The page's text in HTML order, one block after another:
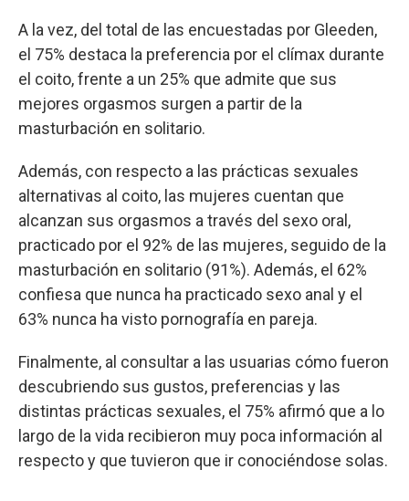
A la vez, del total de las encuestadas por Gleeden,
el 75% destaca la preferencia por el clímax durante
el coito, frente a un 25% que admite que sus
mejores orgasmos surgen a partir de la
masturbación en solitario.
Además, con respecto a las prácticas sexuales
alternativas al coito, las mujeres cuentan que
alcanzan sus orgasmos a través del sexo oral,
practicado por el 92% de las mujeres, seguido de la
masturbación en solitario (91%). Además, el 62%
confiesa que nunca ha practicado sexo anal y el
63% nunca ha visto pornografía en pareja.
Finalmente, al consultar a las usuarias cómo fueron
descubriendo sus gustos, preferencias y las
distintas prácticas sexuales, el 75% afirmó que a lo
largo de la vida recibieron muy poca información al
respecto y que tuvieron que ir conociéndose solas.